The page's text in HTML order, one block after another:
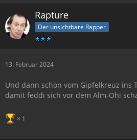
Rapture
Der unsichtbare Rapper
13. Februar 2024
Und dann schön vom Gipfelkreuz ins
damit feddi sich vor dem Alm-Öhi
1